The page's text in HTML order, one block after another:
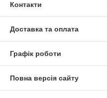
Контакти
Доставка та оплата
Графік роботи
Повна версія сайту